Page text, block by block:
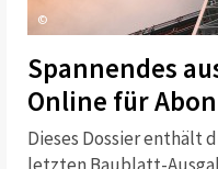
©
Spannendes
Online für
Dieses Dossier enthält